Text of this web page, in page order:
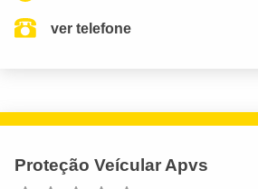
ver telefone
Proteção Veícular Apvs